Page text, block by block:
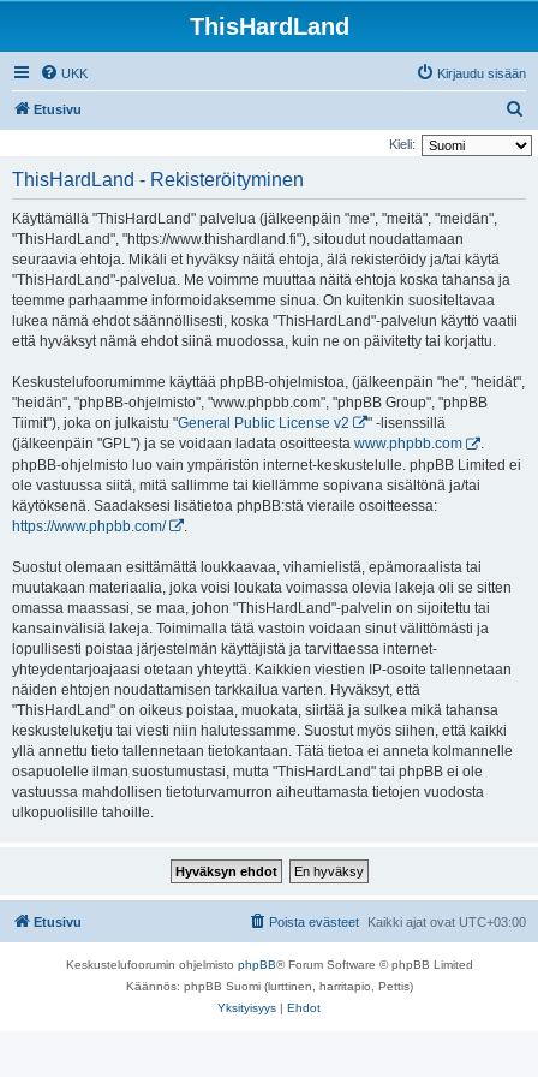
ThisHardLand
UKK Kirjaudu sisään
Etusivu
t
Kieli:
ThisHardLand - Rekisteröityminen
Käyttämällä "ThisHardLand" palvelua (jälkeenpäin "me", "meitä", "meidän",
"ThisHardLand", "https://www.thishardland.fi"), sitoudut noudattamaan
seuraavia ehtoja. Mikäli et hyväksy näitä ehtoja, älä rekisteröidy ja/tai käytä
"ThisHardLand"-palvelua. Me voimme muuttaa näitä ehtoja koska tahansa ja
teemme parhaamme informoidaksemme sinua. On kuitenkin suositeltavaa
lukea nämä ehdot säännöllisesti, koska "ThisHardLand"-palvelun käyttö vaatii
että hyväksyt nämä ehdot siinä muodossa, kuin ne on päivitetty tai korjattu.
Keskustelufoorumimme käyttää phpBB-ohjelmistoa, (jälkeenpäin "he", "heidät",
"heidän", "phpBB-ohjelmisto", "www.phpbb.com", "phpBB Group", "phpBB
Tiimit"), joka on julkaistu "General Public License v2
" -lisenssillä
(jälkeenpäin "GPL") ja se voidaan ladata osoitteesta www.phpbb.com
.
phpBB-ohjelmisto luo vain ympäristön internet-keskustelulle. phpBB Limited ei
ole vastuussa siitä, mitä sallimme tai kiellämme sopivana sisältönä ja/tai
käytöksenä. Saadaksesi lisätietoa phpBB:stä vieraile osoitteessa:
https://www.phpbb.com/
Suostut olemaan esittämättä loukkaavaa, vihamielistä, epämoraalista tai
muutakaan materiaalia, joka voisi loukata voimassa olevia lakeja oli se sitten
omassa maassasi, se maa, johon "ThisHardLand"-palvelin on sijoitettu tai
kansainvälisiä lakeja. Toimimalla tätä vastoin voidaan sinut välittömästi ja
lopullisesti poistaa järjestelmän käyttäjistä ja tarvittaessa internet-
yhteydentarjoajaasi otetaan yhteyttä. Kaikkien viestien IP-osoite tallennetaan
näiden ehtojen noudattamisen tarkkailua varten. Hyväksyt, että
"ThisHardLand" on oikeus poistaa, muokata, siirtää ja sulkea mikä tahansa
keskusteluketju tai viesti niin halutessamme. Suostut myös siihen, että kaikki
yllä annettu tieto tallennetaan tietokantaan. Tätä tietoa ei anneta kolmannelle
osapuolelle ilman suostumustasi, mutta "ThisHardLand" tai phpBB ei ole
vastuussa mahdollisen tietoturvamurron aiheuttamasta tietojen vuodosta
ulkopuolisille tahoille.
Etusivu Kaikki ajat ovat UTC+03:00
Poista evästeet
Keskustelufoorumin ohjelmisto phpBB® Forum Software © phpBB Limited
Käännös: phpBB Suomi (lurttinen, harritapio, Pettis)
Yksityisyys | Ehdot